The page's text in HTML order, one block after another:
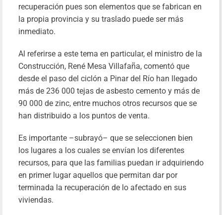
recuperación pues son elementos que se fabrican en
la propia provincia y su traslado puede ser más
inmediato.
Al referirse a este tema en particular, el ministro de la
Construcción, René Mesa Villafaña, comentó que
desde el paso del ciclón a Pinar del Río han llegado
más de 236 000 tejas de asbesto cemento y más de
90 000 de zinc, entre muchos otros recursos que se
han distribuido a los puntos de venta.
Es importante –subrayó– que se seleccionen bien
los lugares a los cuales se envían los diferentes
recursos, para que las familias puedan ir adquiriendo
en primer lugar aquellos que permitan dar por
terminada la recuperación de lo afectado en sus
viviendas.